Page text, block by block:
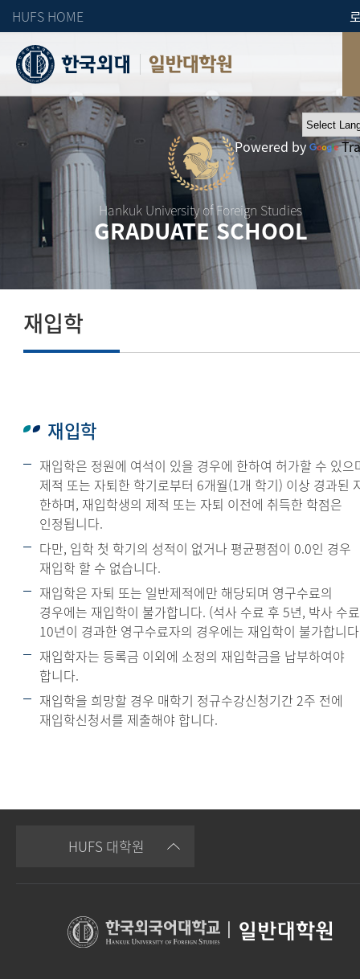
HUFS HOME
일반대학원
Hankuk University of Foreign Studies
GRADUATE SCHOOL
Powered by
재입학
재입학
재입학은 정원에 여석이 있을 경우에 한하여 허가할 수 있으
제적 또는 자퇴한 학기로부터 6개월(1개 학기) 이상 경과된
한하며, 재입학생의 제적 또는 자퇴 이전에 취득한 학점은
인정됩니다.
다만, 입학 첫 학기의 성적이 없거나 평균평점이 0.0인 경우
재입학 할 수 없습니다.
재입학은 자퇴 또는 일반제적에만 해당되며 영구수료의
경우에는 재입학이 불가합니다. (석사 수료 후 5년, 박사 수
10년이 경과한 영구수료자의 경우에는 재입학이 불가합니
재입학자는 등록금 이외에 소정의 재입학금을 납부하여야
합니다.
재입학을 희망할 경우 매학기 정규수강신청기간 2주 전에
재입학신청서를 제출해야 합니다.
HUFS 대학원
일반대학원